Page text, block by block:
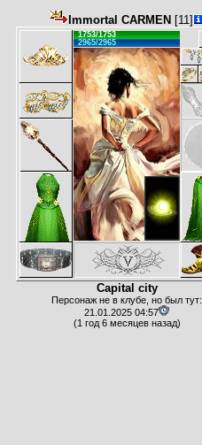
Immortal CARMEN [11]
1753/1753
2965/2965
Capital city
Персонаж не в клубе, но был тут:
21.01.2025 04:57
(1 год 6 месяцев назад)